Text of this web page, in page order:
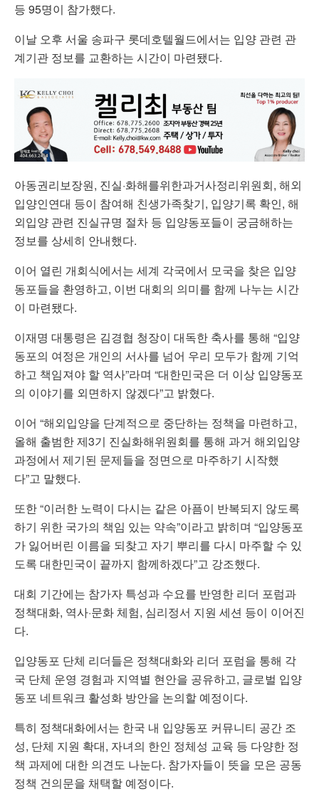
등 95명이 참가했다.
이날 오후 서울 송파구 롯데호텔월드에서는 입양 관련 관
계기관 정보를 교환하는 시간이 마련됐다.
아동권리보장원, 진실·화해를위한과거사정리위원회, 해외
입양인연대 등이 참여해 친생가족찾기, 입양기록 확인, 해
외입양 관련 진실규명 절차 등 입양동포들이 궁금해하는
정보를 상세히 안내했다.
이어 열린 개회식에서는 세계 각국에서 모국을 찾은 입양
동포들을 환영하고, 이번 대회의 의미를 함께 나누는 시간
이 마련됐다.
이재명 대통령은 김경협 청장이 대독한 축사를 통해 “입양
동포의 여정은 개인의 서사를 넘어 우리 모두가 함께 기억
하고 책임져야 할 역사”라며 “대한민국은 더 이상 입양동포
의 이야기를 외면하지 않겠다”고 밝혔다.
이어 “해외입양을 단계적으로 중단하는 정책을 마련하고,
올해 출범한 제3기 진실화해위원회를 통해 과거 해외입양
과정에서 제기된 문제들을 정면으로 마주하기 시작했
다”고 말했다.
또한 “이러한 노력이 다시는 같은 아픔이 반복되지 않도록
하기 위한 국가의 책임 있는 약속”이라고 밝히며 “입양동포
가 잃어버린 이름을 되찾고 자기 뿌리를 다시 마주할 수 있
도록 대한민국이 끝까지 함께하겠다”고 강조했다.
대회 기간에는 참가자 특성과 수요를 반영한 리더 포럼과
정책대화, 역사·문화 체험, 심리정서 지원 세션 등이 이어진
다.
입양동포 단체 리더들은 정책대화와 리더 포럼을 통해 각
국 단체 운영 경험과 지역별 현안을 공유하고, 글로벌 입양
동포 네트워크 활성화 방안을 논의할 예정이다.
특히 정책대화에서는 한국 내 입양동포 커뮤니티 공간 조
성, 단체 지원 확대, 자녀의 한인 정체성 교육 등 다양한 정
책 과제에 대한 의견도 나눈다. 참가자들이 뜻을 모은 공동
정책 건의문을 채택할 예정이다.